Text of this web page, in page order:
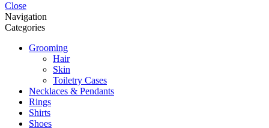
Close
Navigation
Categories
Grooming
Hair
Skin
Toiletry Cases
Necklaces & Pendants
Rings
Shirts
Shoes